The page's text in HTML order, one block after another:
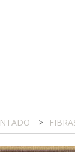
TIENDA FÍSICA
>